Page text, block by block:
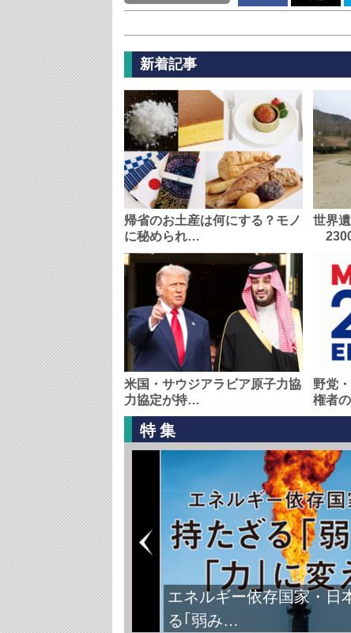
新着記事
帰省のお土産は何にする？モノ
に秘められ…
世界
米国・サウジアラビア原子力協
力協定が持…
野党
権者
特集
エネルギー依存国家・
る｢弱み…